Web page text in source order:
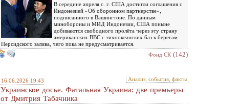
В середине апреля с. г. США достигли соглашения с
Индонезией «Об оборонном партнерстве»,
подписанного в Вашингтоне. По данным
минобороны и МИД Индонезии, США поныне
добиваются свободного пролёта через эту страну
американских ВВС с тихоокеанских баз к берегам
Персидского залива, чего пока не предусматривается.
Фонд СК (142)
16.06.2026 19:43 Анализ, события, факты
Украинское досье. Фатальная Украина: две премьеры
от Дмитрия Табачника